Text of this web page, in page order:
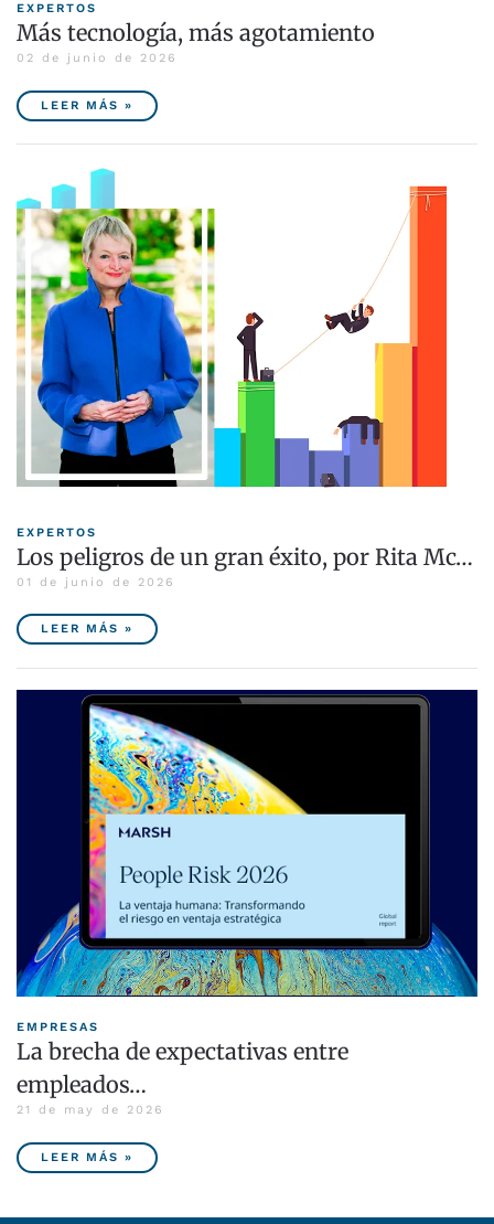
EXPERTOS
Más tecnología, más agotamiento
02 de junio de 2026
LEER MÁS »
EXPERTOS
Los peligros de un gran éxito, por Rita Mc…
01 de junio de 2026
LEER MÁS »
EMPRESAS
La brecha de expectativas entre
empleados…
21 de may de 2026
LEER MÁS »